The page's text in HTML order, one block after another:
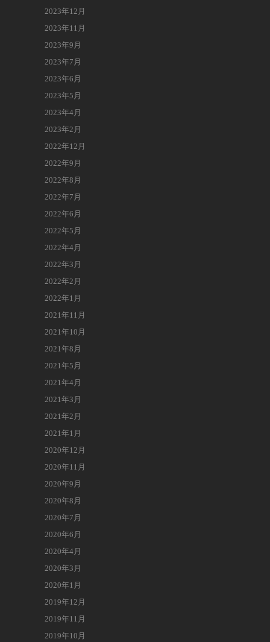
2023年12月
2023年11月
2023年9月
2023年7月
2023年6月
2023年5月
2023年4月
2023年2月
2022年12月
2022年9月
2022年8月
2022年7月
2022年6月
2022年5月
2022年4月
2022年3月
2022年2月
2022年1月
2021年11月
2021年10月
2021年8月
2021年5月
2021年4月
2021年3月
2021年2月
2021年1月
2020年12月
2020年11月
2020年9月
2020年8月
2020年7月
2020年6月
2020年4月
2020年3月
2020年1月
2019年12月
2019年11月
2019年10月